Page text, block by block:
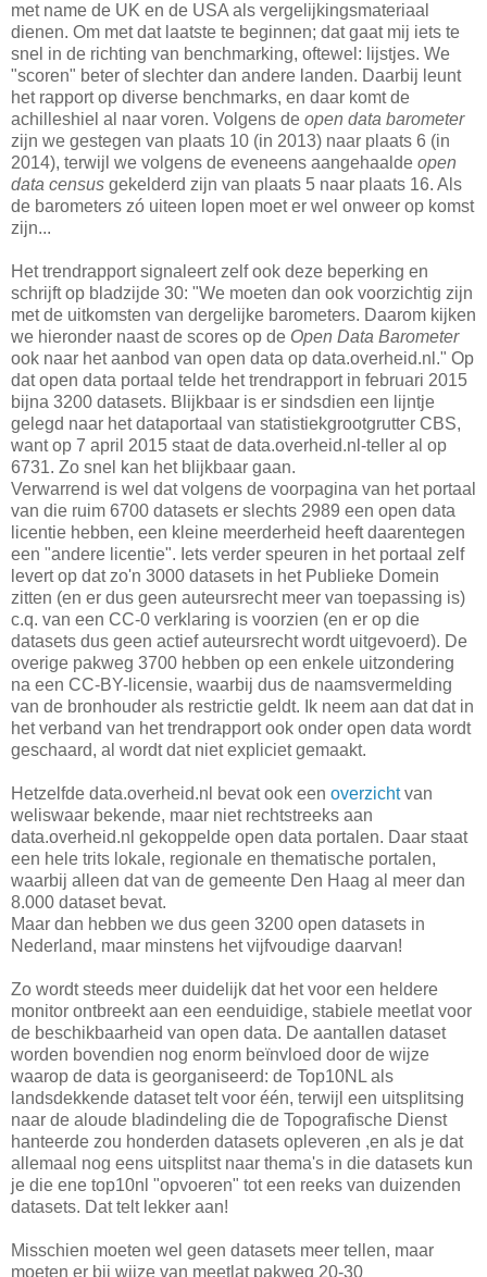
met name de UK en de USA als vergelijkingsmateriaal
dienen. Om met dat laatste te beginnen; dat gaat mij iets te
snel in de richting van benchmarking, oftewel: lijstjes. We
"scoren" beter of slechter dan andere landen. Daarbij leunt
het rapport op diverse benchmarks, en daar komt de
achilleshiel al naar voren. Volgens de open data barometer
zijn we gestegen van plaats 10 (in 2013) naar plaats 6 (in
2014), terwijl we volgens de eveneens aangehaalde open
data census gekelderd zijn van plaats 5 naar plaats 16. Als
de barometers zó uiteen lopen moet er wel onweer op komst
zijn...
Het trendrapport signaleert zelf ook deze beperking en
schrijft op bladzijde 30: "We moeten dan ook voorzichtig zijn
met de uitkomsten van dergelijke barometers. Daarom kijken
we hieronder naast de scores op de Open Data Barometer
ook naar het aanbod van open data op data.overheid.nl." Op
dat open data portaal telde het trendrapport in februari 2015
bijna 3200 datasets. Blijkbaar is er sindsdien een lijntje
gelegd naar het dataportaal van statistiekgrootgrutter CBS,
want op 7 april 2015 staat de data.overheid.nl-teller al op
6731. Zo snel kan het blijkbaar gaan.
Verwarrend is wel dat volgens de voorpagina van het portaal
van die ruim 6700 datasets er slechts 2989 een open data
licentie hebben, een kleine meerderheid heeft daarentegen
een "andere licentie". Iets verder speuren in het portaal zelf
levert op dat zo'n 3000 datasets in het Publieke Domein
zitten (en er dus geen auteursrecht meer van toepassing is)
c.q. van een CC-0 verklaring is voorzien (en er op die
datasets dus geen actief auteursrecht wordt uitgevoerd). De
overige pakweg 3700 hebben op een enkele uitzondering
na een CC-BY-licensie, waarbij dus de naamsvermelding
van de bronhouder als restrictie geldt. Ik neem aan dat dat in
het verband van het trendrapport ook onder open data wordt
geschaard, al wordt dat niet expliciet gemaakt.
Hetzelfde data.overheid.nl bevat ook een overzichtvan
weliswaar bekende, maar niet rechtstreeks aan
data.overheid.nl gekoppelde open data portalen. Daar staat
een hele trits lokale, regionale en thematische portalen,
waarbij alleen dat van de gemeente Den Haag al meer dan
8.000 dataset bevat.
Maar dan hebben we dus geen 3200 open datasets in
Nederland, maar minstens het vijfvoudige daarvan!
Zo wordt steeds meer duidelijk dat het voor een heldere
monitor ontbreekt aan een eenduidige, stabiele meetlat voor
de beschikbaarheid van open data. De aantallen dataset
worden bovendien nog enorm beïnvloed door de wijze
waarop de data is georganiseerd: de Top10NL als
landsdekkende dataset telt voor één, terwijl een uitsplitsing
naar de aloude bladindeling die de Topografische Dienst
hanteerde zou honderden datasets opleveren ,en als je dat
allemaal nog eens uitsplitst naar thema's in die datasets kun
je die ene top10nl "opvoeren" tot een reeks van duizenden
datasets. Dat telt lekker aan!
Misschien moeten wel geen datasets meer tellen, maar
moeten er bij wijze van meetlat pakweg 20-30